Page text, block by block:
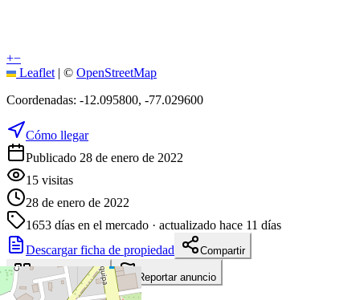
+−
Leaflet | © OpenStreetMap
Coordenadas: -12.095800, -77.029600
Cómo llegar
Publicado 28 de enero de 2022
15 visitas
28 de enero de 2022
1653 días en el mercado · actualizado hace 11 días
Descargar ficha de propiedad
Compartir
Añadir a tablero Reportar anuncio